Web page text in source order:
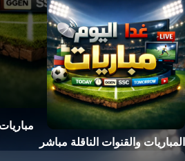
المباريات والقنوات الناقلة مباشر